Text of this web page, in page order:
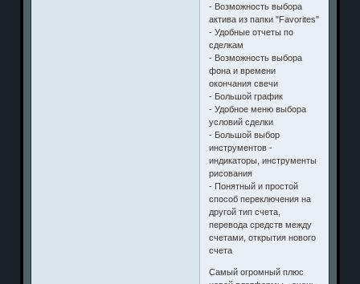
- Возможность выбора
актива из папки "Favorites"
- Удобные отчеты по
сделкам
- Возможность выбора
фона и времени
окончания свечи
- Большой график
- Удобное меню выбора
условий сделки
- Большой выбор
инструментов -
индикаторы, инструменты
рисования
- Понятный и простой
способ переключения на
другой тип счета,
перевода средств между
счетами, открытия нового
счета
Самый огромный плюс